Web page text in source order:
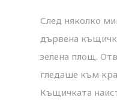
След няколко
дървена
зелена площ.
гледаше към
Къщичката